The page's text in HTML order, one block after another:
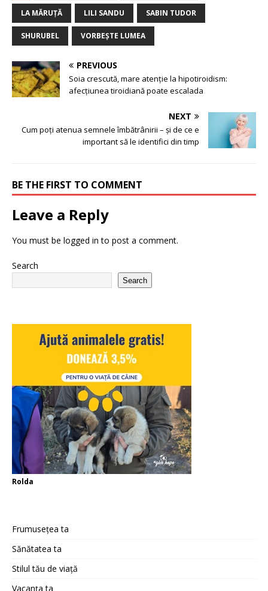
LA MĂRUȚĂ LILI SANDU SABIN TUDOR
SHURUBEL VORBEȘTE LUMEA
PREVIOUS
Soia crescută, mare atenție la hipotiroidism:
afecțiunea tiroidiană poate escalada
NEXT
Cum poți atenua semnele îmbătrânirii – și de ce e
important să le identifici din timp
BE THE FIRST TO COMMENT
Leave a Reply
You must be logged in to post a comment.
Search
Search
Rolda
Frumusețea ta
Sănătatea ta
Stilul tău de viață
Vacanța ta